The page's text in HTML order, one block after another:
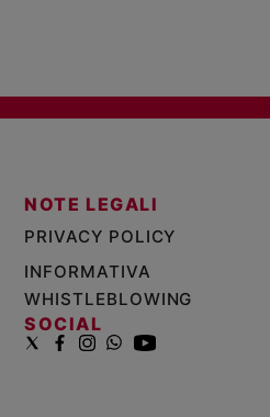
NOTE LEGALI
PRIVACY POLICY
INFORMATIVA
WHISTLEBLOWING
SOCIAL